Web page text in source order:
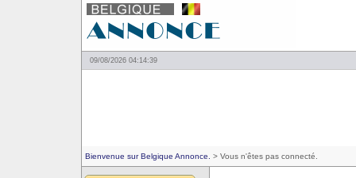
09/08/2026 04:14:39
Bienvenue sur Belgique Annonce. > Vous n'êtes pas connecté.